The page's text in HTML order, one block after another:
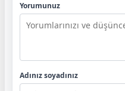
Yorumunuz
Adınız soyadınız